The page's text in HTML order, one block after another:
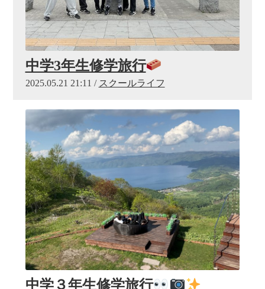
中学3年生修学旅行
2025.05.21 21:11 / スクールライフ
中学３年生修学旅行